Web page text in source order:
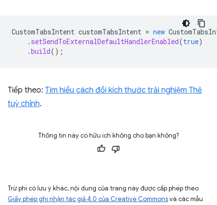
CustomTabsIntent customTabsIntent = new
. setSendToExternalDefaultHandlerEnabled(true)
.build();
Tiếp theo: Tìm hiểu cách đổi kích thước trải nghiệm Thẻ
tuỳ chỉnh.
Thông tin này có hữu ích không cho bạn không?
Trừ phi có lưu ý khác, nội dung của trang này được cấp phép theo
Giấy phép ghi nhận tác giả 4.0 của Creative Commonsvà các mẫu